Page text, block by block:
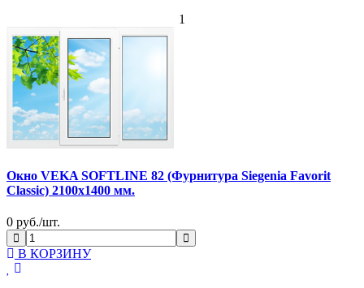
1
Окно VEKA SOFTLINE 82 (Фурнитура Siegenia Favorit
Classic) 2100x1400 мм.
0 руб./шт.
В КОРЗИНУ